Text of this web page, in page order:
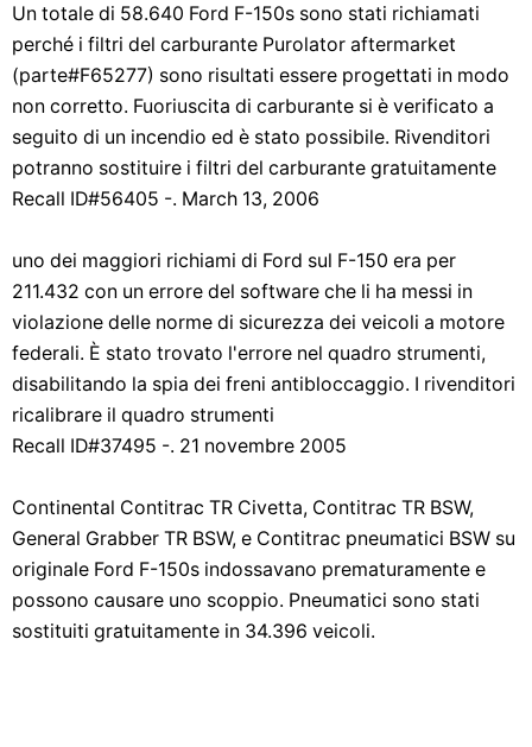
Un totale di 58.640 Ford F-150s sono stati richiamati
perché i filtri del carburante Purolator aftermarket
(parte#F65277) sono risultati essere progettati in modo
non corretto. Fuoriuscita di carburante si è verificato a
seguito di un incendio ed è stato possibile. Rivenditori
potranno sostituire i filtri del carburante gratuitamente
Recall ID#56405 -. March 13, 2006
uno dei maggiori richiami di Ford sul F-150 era per
211.432 con un errore del software che li ha messi in
violazione delle norme di sicurezza dei veicoli a motore
federali. È stato trovato l'errore nel quadro strumenti,
disabilitando la spia dei freni antibloccaggio. I rivenditori
ricalibrare il quadro strumenti
Recall ID#37495 -. 21 novembre 2005
Continental Contitrac TR Civetta, Contitrac TR BSW,
General Grabber TR BSW, e Contitrac pneumatici BSW su
originale Ford F-150s indossavano prematuramente e
possono causare uno scoppio. Pneumatici sono stati
sostituiti gratuitamente in 34.396 veicoli.